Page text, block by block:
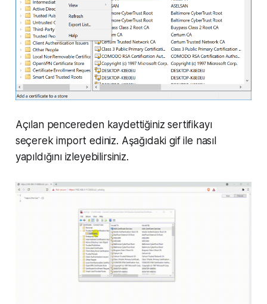
Açılan pencereden kaydettiğiniz sertifikayı
seçerek import ediniz. Aşağıdaki gif ile nasıl
yapıldığını izleyebilirsiniz.